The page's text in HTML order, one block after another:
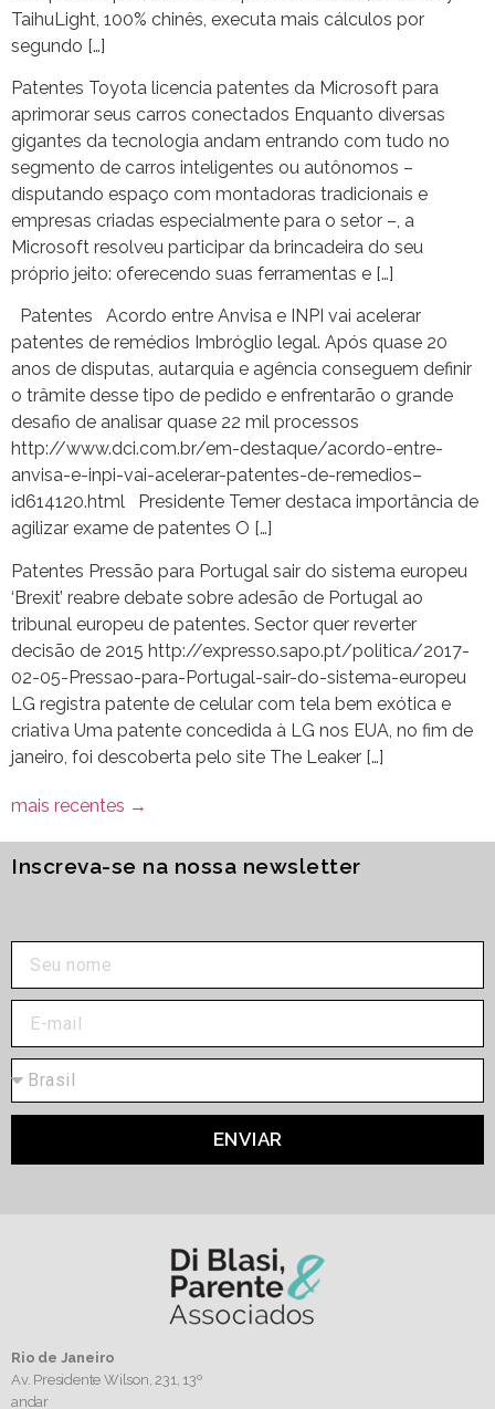
TaihuLight, 100% chinês, executa mais cálculos por
segundo […]
Patentes Toyota licencia patentes da Microsoft para
aprimorar seus carros conectados Enquanto diversas
gigantes da tecnologia andam entrando com tudo no
segmento de carros inteligentes ou autônomos –
disputando espaço com montadoras tradicionais e
empresas criadas especialmente para o setor –, a
Microsoft resolveu participar da brincadeira do seu
próprio jeito: oferecendo suas ferramentas e […]
Patentes Acordo entre Anvisa e INPI vai acelerar
patentes de remédios Imbróglio legal. Após quase 20
anos de disputas, autarquia e agência conseguem definir
o trâmite desse tipo de pedido e enfrentarão o grande
desafio de analisar quase 22 mil processos
http://www.dci.com.br/em-destaque/acordo-entre-
anvisa-e-inpi-vai-acelerar-patentes-de-remedios–
id614120.html Presidente Temer destaca importância de
agilizar exame de patentes O […]
Patentes Pressão para Portugal sair do sistema europeu
‘Brexit’ reabre debate sobre adesão de Portugal ao
tribunal europeu de patentes. Sector quer reverter
decisão de 2015 http://expresso.sapo.pt/politica/2017-
02-05-Pressao-para-Portugal-sair-do-sistema-europeu
LG registra patente de celular com tela bem exótica e
criativa Uma patente concedida à LG nos EUA, no fim de
janeiro, foi descoberta pelo site The Leaker […]
mais recentes →
Inscreva-se na nossa newsletter
ENVIAR
Rio de Janeiro
Av. Presidente Wilson, 231, 13º
andar